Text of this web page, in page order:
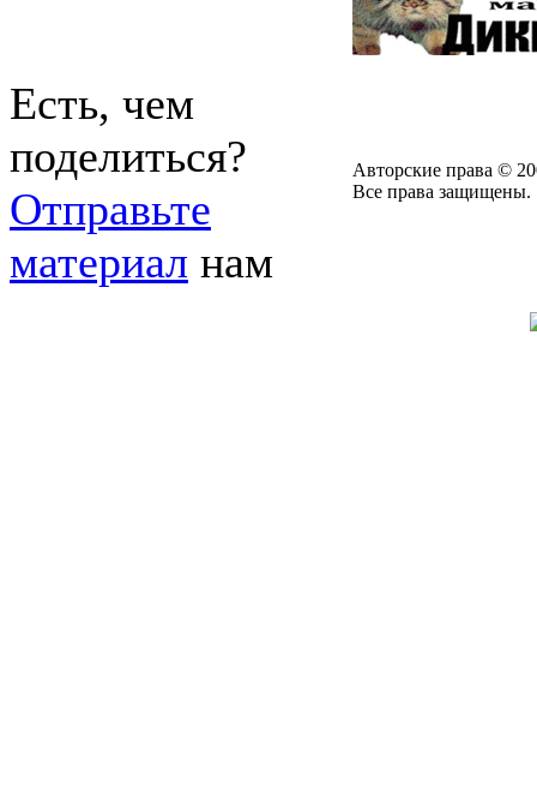
Есть, чем
поделиться?
Отправьте
материал нам
Авторские права ©
Все права защищены.